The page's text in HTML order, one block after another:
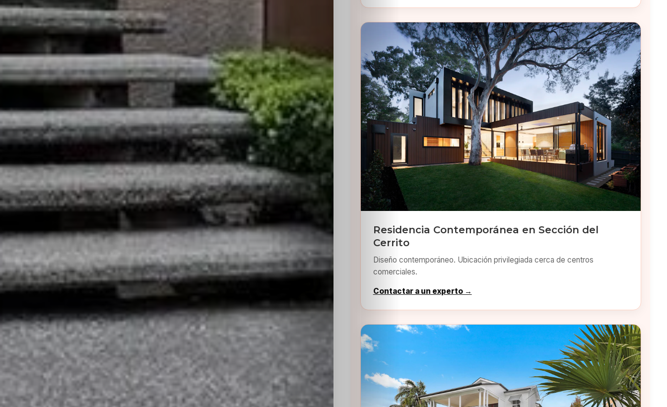
Residencia Contemporánea en Sección del
Cerrito
Diseño contemporáneo. Ubicación privilegiada cerca de centros
comerciales.
Contactar a un experto →